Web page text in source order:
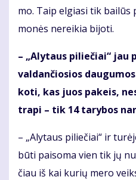
mo. Taip el­gia­si tik
mo­nės ne­rei­kia bi­jo­ti.
– „Aly­taus pi­lie­čiai“ jau
val­dan­čio­sios
ko­ti, kas juos pa­keis,
tra­pi – tik 14 ta­ry­bos
– „Aly­taus pi­lie­čiai“ ir
bū­ti pai­so­ma vien tik jų
čiau iš kai ku­rių me­ro